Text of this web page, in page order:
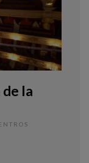
la